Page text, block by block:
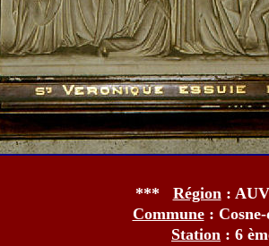
*** Région:
Commune:
Station : 6